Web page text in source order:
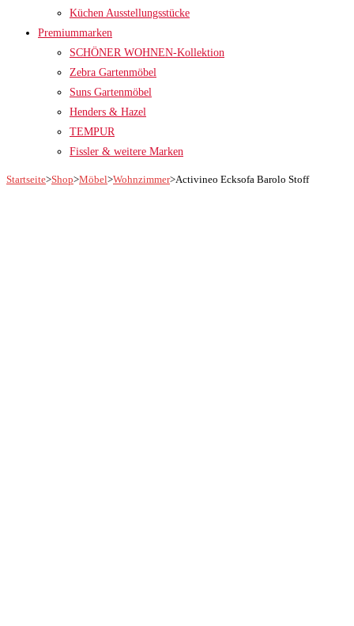
Küchen Ausstellungsstücke
Premiummarken
SCHÖNER WOHNEN-Kollektion
Zebra Gartenmöbel
Suns Gartenmöbel
Henders & Hazel
TEMPUR
Fissler & weitere Marken
Startseite>Shop>Möbel>Wohnzimmer>Activineo Ecksofa Barolo Stoff